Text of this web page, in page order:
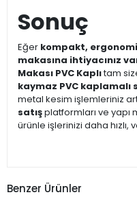
Sonuç
Eğer kompakt,
makasına ihtiyacınız
Makası PVC Kaplıtam
kaymaz PVC kaplamalı
metal kesim işlemleriniz
satışplatformları ve
ürünle işlerinizi daha
Benzer Ürünler